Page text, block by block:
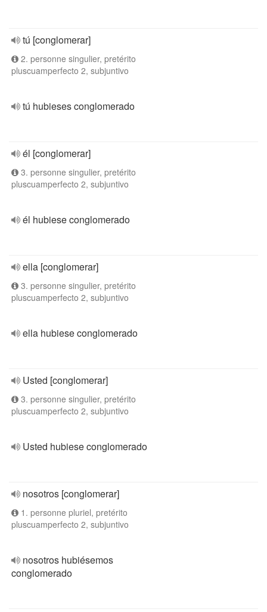
tú [conglomerar]
2. personne singulier, pretérito
pluscuamperfecto 2, subjuntivo
tú hubieses conglomerado
él [conglomerar]
3. personne singulier, pretérito
pluscuamperfecto 2, subjuntivo
él hubiese conglomerado
ella [conglomerar]
3. personne singulier, pretérito
pluscuamperfecto 2, subjuntivo
ella hubiese conglomerado
Usted [conglomerar]
3. personne singulier, pretérito
pluscuamperfecto 2, subjuntivo
Usted hubiese conglomerado
nosotros [conglomerar]
1. personne pluriel, pretérito
pluscuamperfecto 2, subjuntivo
nosotros hubiésemos
conglomerado